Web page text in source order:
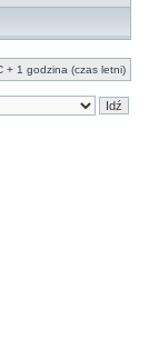
+ 1 godzina (czas letni)